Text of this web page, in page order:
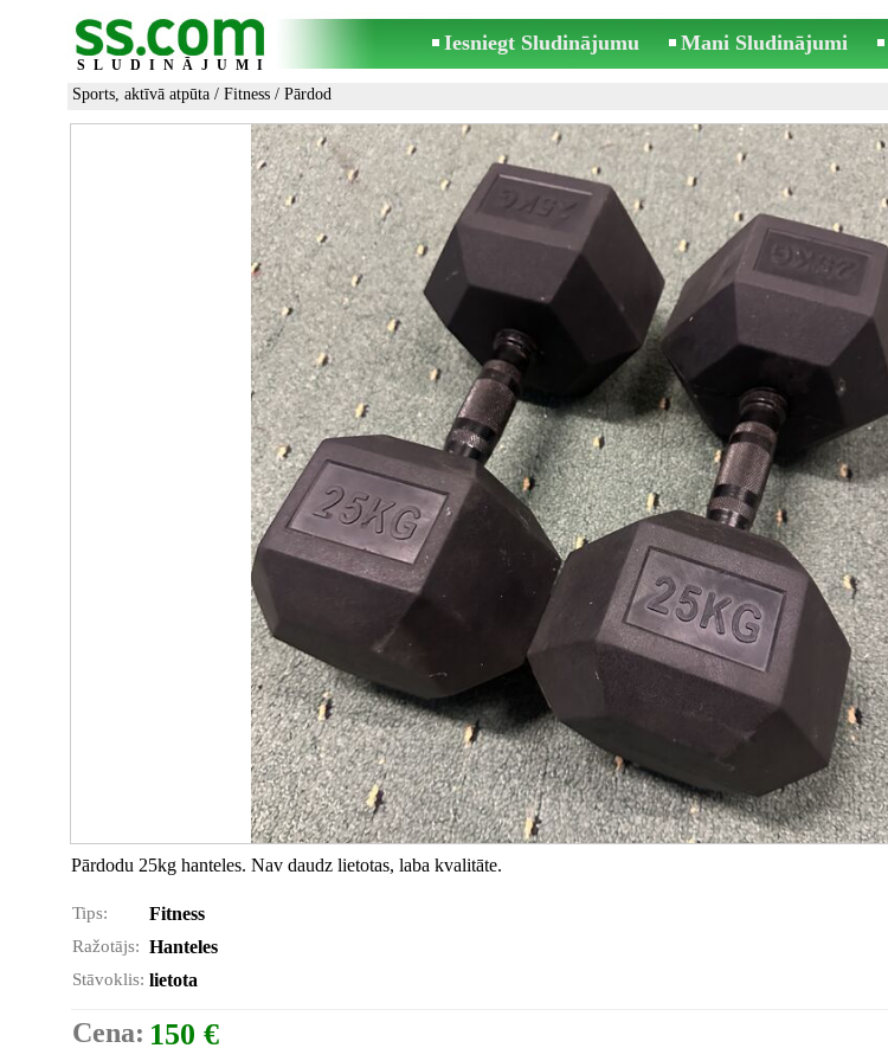
SLUDINĀJUMI
Iesniegt Sludinājumu Mani Sludinājumi
Sports, aktīvā atpūta / Fitness / Pārdod
Pārdodu 25kg hanteles. Nav daudz lietotas, laba kvalitāte.
Tips: Fitness
Ražotājs: Hanteles
Stāvoklis: lietota
Cena: 150 €